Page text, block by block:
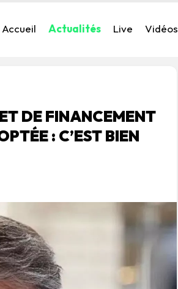
Accueil Actualités Live Vidéos
DE FINANCEMENT
: C’EST BIEN